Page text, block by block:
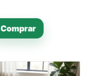
Comprar